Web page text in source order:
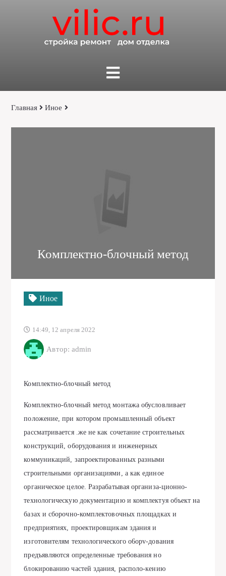
Главная Иное
Комплектно-блочный метод
Иное
14:49, 12 апреля 2022
Автор: admin
Комплектно-блочный метод
Комплектно-блочный метод монтажа обусловливает
положение, при котором промышленный объект
рассматривается .же не как сочетание строительных
конструкций, оборудования и инженерных
коммуникаций, запроектированных разными
строительными организациями, а как единое
органическое целое. Разрабатывая организа-ционно-
технологическую документацию и комплектуя объект на
базах и сборочно-комплектовочных площадках и
предприятиях, проектировщикам здания и
изготовителям технологического o6opv-дования
предъявляются определенные требования но
блокированию частей здания, располо-кению